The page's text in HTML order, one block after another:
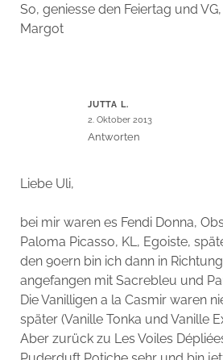
So, geniesse den Feiertag und VG,
Margot
JUTTA L.
2. Oktober 2013
Antworten
Liebe Uli,
bei mir waren es Fendi Donna,
Paloma Picasso, KL, Egoiste,
den 90ern bin ich dann in
angefangen mit Sacrebleu und
Die Vanilligen a la Casmir waren
später (Vanille Tonka und Vanille
Aber zurück zu Les Voiles